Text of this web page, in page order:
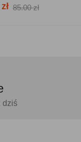
85.00 zł
dziś